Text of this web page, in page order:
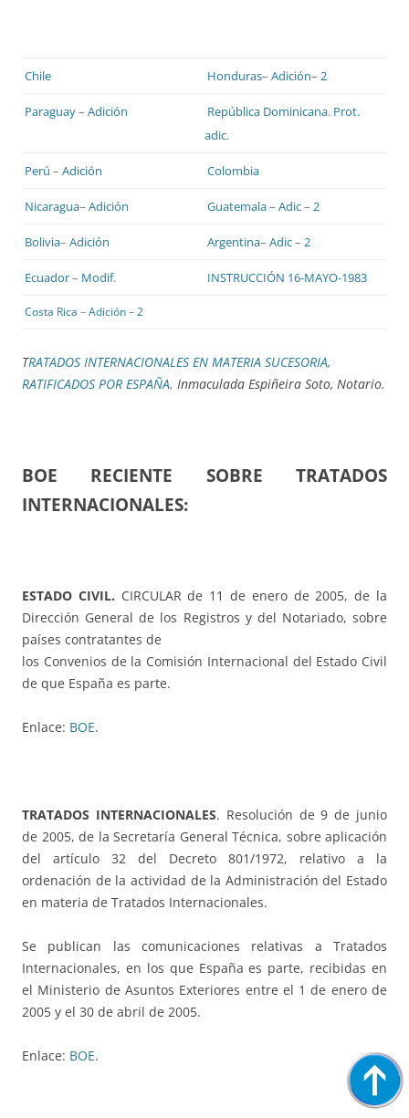
Chile Honduras– Adición– 2
Paraguay– Adición República Dominicana. Prot.
adic.
Perú – Adición Colombia
Nicaragua– Adición Guatemala– Adic– 2
Bolivia– Adición Argentina– Adic– 2
Ecuador– Modif. INSTRUCCIÓN 16-MAYO-1983
Costa Rica –Adición–2
TRATADOS INTERNACIONALES EN MATERIA SUCESORIA,
RATIFICADOS POR ESPAÑA. Inmaculada Espiñeira Soto, Notario.
BOE RECIENTE SOBRE TRATADOS
INTERNACIONALES:
ESTADO CIVIL. CIRCULAR de 11 de enero de 2005, de la
Dirección General de los Registros y del Notariado, sobre
países contratantes de
los Convenios de la Comisión Internacional del Estado Civil
de que España es parte.
Enlace: BOE.
TRATADOS INTERNACIONALES. Resolución de 9 de junio
de 2005, de la Secretaría General Técnica, sobre aplicación
del artículo 32 del Decreto 801/1972, relativo a la
ordenación de la actividad de la Administración del Estado
en materia de Tratados Internacionales.
Se publican las comunicaciones relativas a Tratados
Internacionales, en los que España es parte, recibidas en
el Ministerio de Asuntos Exteriores entre el 1 de enero de
2005 y el 30 de abril de 2005.
Enlace: BOE.